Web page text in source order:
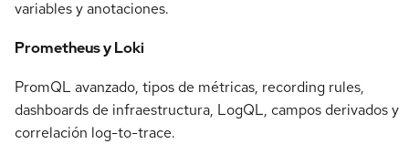
variables y anotaciones.
Prometheus y Loki
PromQL avanzado, tipos de métricas, recording rules,
dashboards de infraestructura, LogQL, campos derivados y
correlación log-to-trace.